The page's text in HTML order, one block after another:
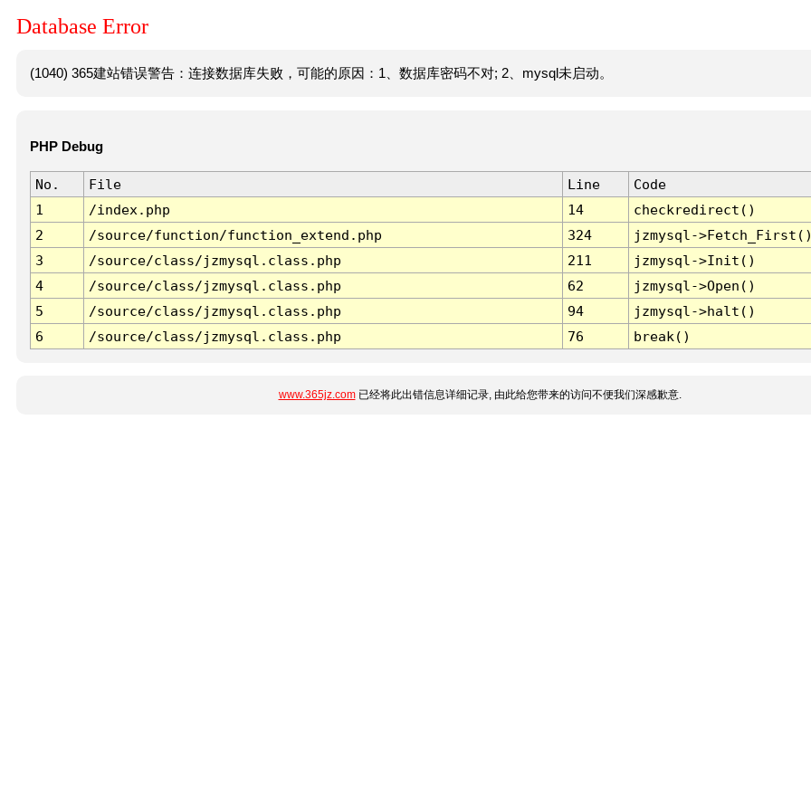
Database Error
(1040) 365建站错误警告：连接数据库失败，可能的原因：1、数据库密码不对; 2、mysql未启动。
PHP Debug
No. File Line
Code
1
/index.php 14
checkredirect()
2
/source/function/function_extend.php 324
jzmysql-
3
/source/class/jzmysql.class.php 211
jzmysql->Init()
4
/source/class/jzmysql.class.php 62
jzmysql->Open()
5
/source/class/jzmysql.class.php 94
jzmysql->halt()
6
/source/class/jzmysql.class.php 76 break()
www.365jz.com已经将此出错信息详细记录, 由此给您带来的访问不便我们深感歉意.